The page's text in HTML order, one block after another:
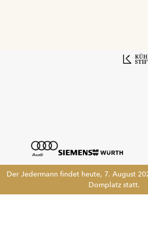
Der Jedermann findet heute, 7. August
Domplatz statt.